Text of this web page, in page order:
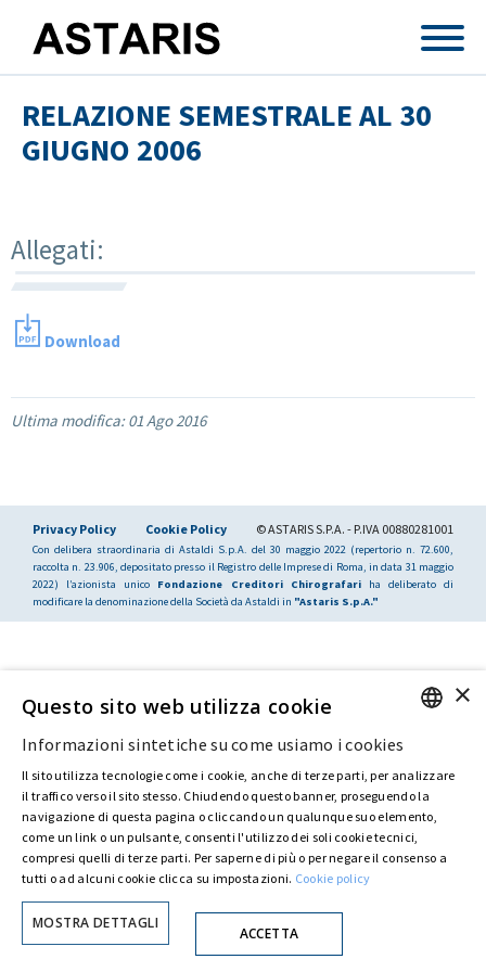
RELAZIONE SEMESTRALE AL 30
GIUGNO 2006
Allegati:
Download
Ultima modifica:01 Ago 2016
Privacy Policy Cookie Policy © ASTARIS S.P.A. - P.IVA 00880281001
Con delibera straordinaria di Astaldi S.p.A. del 30 maggio 2022 (repertorio n. 72.600,
raccolta n. 23.906, depositato presso il Registro delle Imprese di Roma, in data 31 maggio
2022) l’azionista unico Fondazione Creditori Chirografariha deliberato di
modificare la denominazione della Società da Astaldi in "Astaris S.p.A."
ITALIAN
×
Questo sito web utilizza cookie
Informazioni sintetiche su come usiamo i cookies
Il sito utilizza tecnologie come i cookie, anche di terze parti, per analizzare
il traffico verso il sito stesso. Chiudendo questo banner, proseguendo la
navigazione di questa pagina o cliccando un qualunque suo elemento,
come un link o un pulsante, consenti l'utilizzo dei soli cookie tecnici,
compresi quelli di terze parti. Per saperne di più o per negare il consenso a
tutti o ad alcuni cookie clicca su impostazioni. Cookie policy
MOSTRA DETTAGLI
ACCETTA